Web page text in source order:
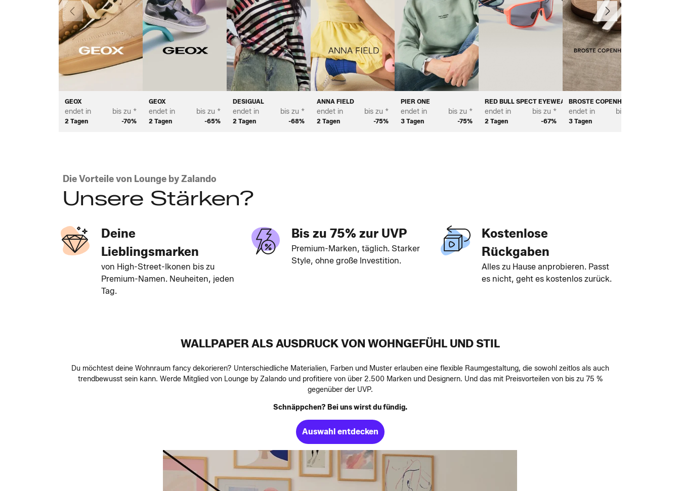
GEOX
endet in
2 Tagen
bis zu *
-70%
GEOX
endet in
2 Tagen
bis zu *
-65%
DESIGUAL
endet in
2 Tagen
bis zu *
-68%
ANNA FIELD
endet in
2 Tagen
bis zu *
-75%
PIER ONE
endet in
3 Tagen
bis zu *
-75%
RED BULL SPECT EYEWEAR
endet in
2 Tagen
bis zu *
-67%
BROSTE COPENHAGEN
endet in
3 Tagen
bis zu *
Vorherige Weiter
Die Vorteile von Lounge by Zalando
Unsere Stärken?
Deine
Lieblingsmarken
von High-Street-Ikonen bis zu
Premium-Namen. Neuheiten, jeden
Tag.
Bis zu 75% zur UVP
Premium-Marken, täglich. Starker
Style, ohne große Investition.
Kostenlose
Rückgaben
Alles zu Hause anprobieren. Passt
es nicht, geht es kostenlos zurück.
WALLPAPER ALS AUSDRUCK VON WOHNGEFÜHL UND STIL
Du möchtest deine Wohnraum fancy dekorieren? Unterschiedliche Materialien, Farben und Muster erlauben eine flexible Raumgestaltung, die sowohl zeitlos als auch
trendbewusst sein kann. Werde Mitglied von Lounge by Zalando und profitiere von über 2.500 Marken und Designern. Und das mit Preisvorteilen von bis zu 75 %
gegenüber der UVP.
Schnäppchen? Bei uns wirst du fündig.
Auswahl entdecken